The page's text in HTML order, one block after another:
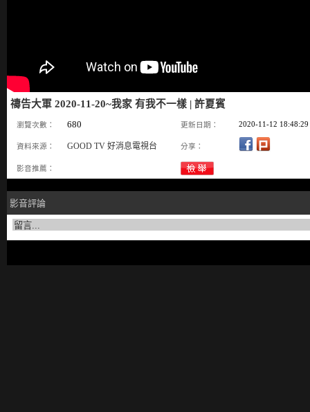
禱告大軍 2020-11-20~我家 有我不一樣 | 許夏賓
瀏覽次數： 680 更新日期： 2020-11-12 18:48:29
資料來源： GOOD TV 好消息電視台 分享：
影音推薦：
影音評論